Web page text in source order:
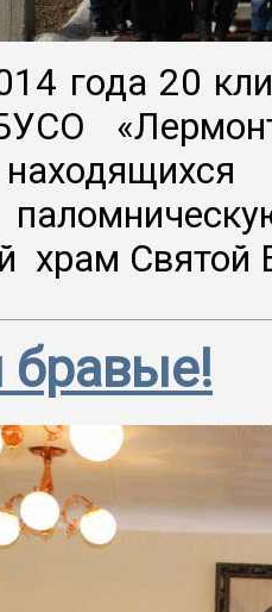
года 20
храм Святой